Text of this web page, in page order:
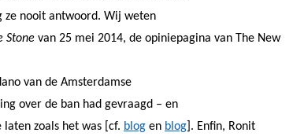
ze nooit antwoord. Wij weten
Stone van 25 mei 2014, de opiniepagina van The New
van de Amsterdamse
over de ban had gevraagd – en
zoals het was [cf. blog en blog ]. Enfin, Ronit